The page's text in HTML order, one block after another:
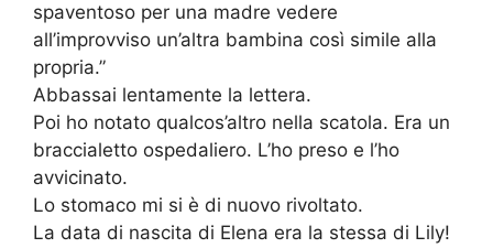
spaventoso per una madre vedere
all’improvviso un’altra bambina così simile alla
propria.”
Abbassai lentamente la lettera.
Poi ho notato qualcos’altro nella scatola. Era un
braccialetto ospedaliero. L’ho preso e l’ho
avvicinato.
Lo stomaco mi si è di nuovo rivoltato.
La data di nascita di Elena era la stessa di Lily!